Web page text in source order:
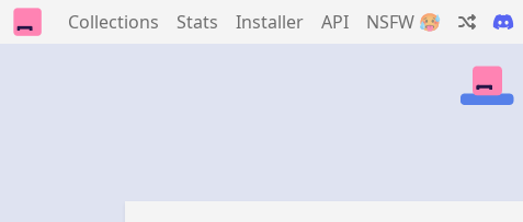
Collections Stats Installer API NSFW 🥵